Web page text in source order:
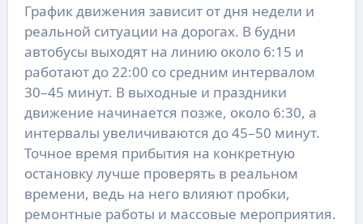
График движения зависит от дня недели и
реальной ситуации на дорогах. В будни
автобусы выходят на линию около 6:15 и
работают до 22:00 со средним интервалом
30–45 минут. В выходные и праздники
движение начинается позже, около 6:30, а
интервалы увеличиваются до 45–50 минут.
Точное время прибытия на конкретную
остановку лучше проверять в реальном
времени, ведь на него влияют пробки,
ремонтные работы и массовые мероприятия.